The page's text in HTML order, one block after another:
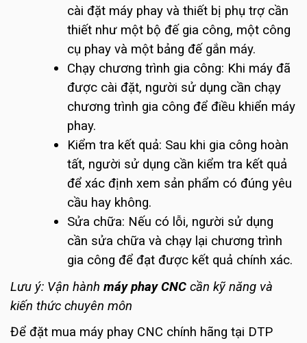
cài đặt máy phay và thiết bị phụ trợ cần
thiết như một bộ đế gia công, một công
cụ phay và một bảng đế gắn máy.
Chạy chương trình gia công: Khi máy đã
được cài đặt, người sử dụng cần chạy
chương trình gia công để điều khiển máy
phay.
Kiểm tra kết quả: Sau khi gia công hoàn
tất, người sử dụng cần kiểm tra kết quả
để xác định xem sản phẩm có đúng yêu
cầu hay không.
Sửa chữa: Nếu có lỗi, người sử dụng
cần sửa chữa và chạy lại chương trình
gia công để đạt được kết quả chính xác.
Lưu ý: Vận hành máy phay CNC cần kỹ năng và
kiến thức chuyên môn
Để đặt mua máy phay CNC chính hãng tại DTP